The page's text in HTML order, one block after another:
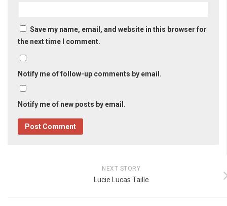
Save my name, email, and website in this browser for
the next time I comment.
Notify me of follow-up comments by email.
Notify me of new posts by email.
NEXT STORY
Lucie Lucas Taille